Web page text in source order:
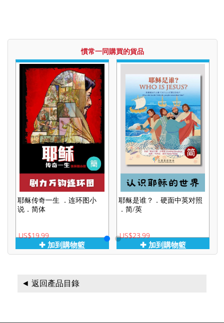
慣常一同購買的貨品
耶稣传奇一生 ．连环图小
说．简体
US$19.99
✚ 加到購物籃
耶稣是谁？．硬面中英对照
．简/英
US$23.99
✚ 加到購物籃
◄ 返回產品目錄